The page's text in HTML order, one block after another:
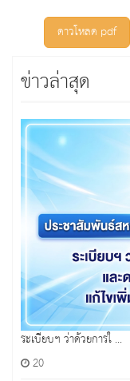
ดาวโหลด pdf
ข่าวล่าสุด
ระเบียบฯ ว่าด้วยการใ ...
20